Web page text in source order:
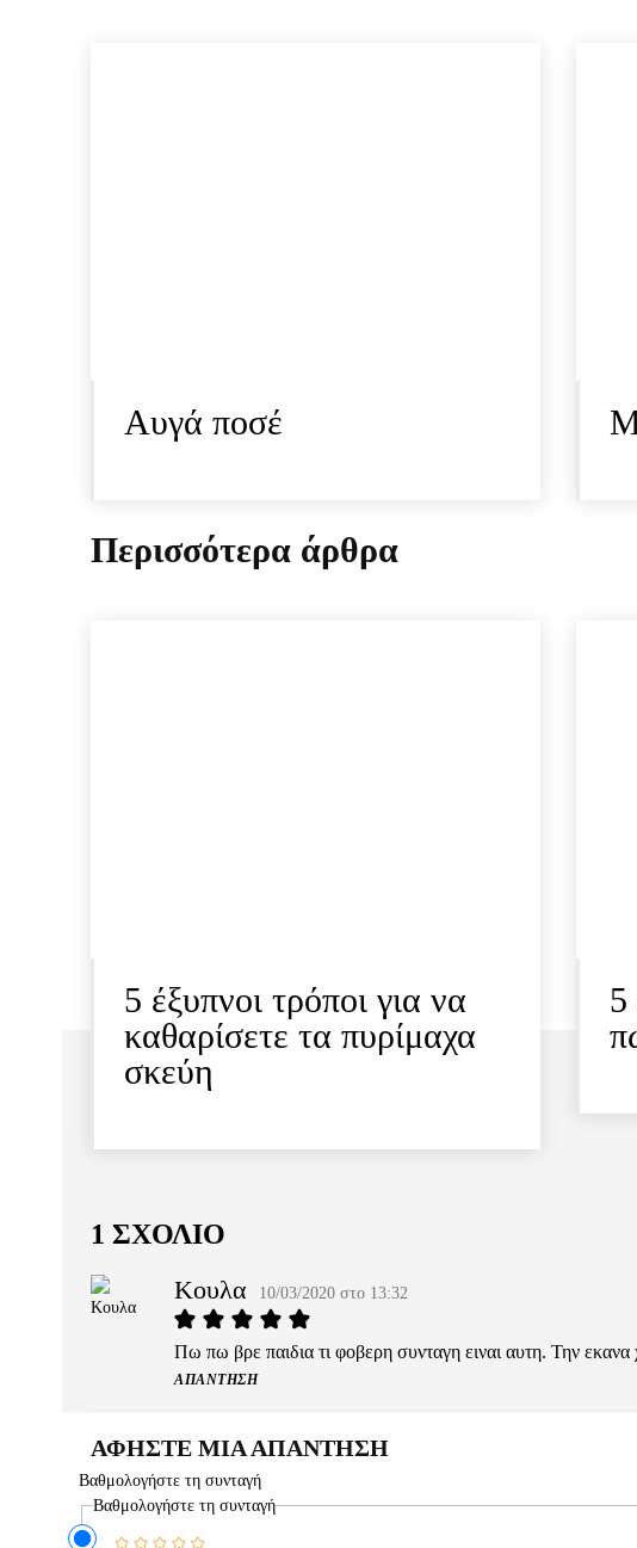
Αυγά ποσέ
Περισσότερα άρθρα
5 έξυπνοι τρόποι για να
καθαρίσετε τα πυρίμαχα
σκεύη
5
1 ΣΧΟΛΙΟ
Κουλα 10/03/2020 στο 13:32
Πω πω βρε παιδια τι φοβερη συνταγη ειναι αυτη. Την εκανα
ΑΠΆΝΤΗΣΗ
ΑΦΗΣΤΕ ΜΙΑ ΑΠΑΝΤΗΣΗ
Βαθμολογήστε τη συνταγή
Βαθμολογήστε τη συνταγή